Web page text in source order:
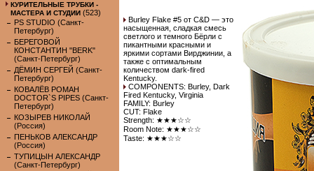
КУРИТЕЛЬНЫЕ ТРУБКИ -
МАСТЕРА И СТУДИИ (523)
PS STUDIO (Санкт-
Петербург)
БЕРЕГОВОЙ
КОНСТАНТИН "BERK"
(Санкт-Петербург)
ДЁМИН СЕРГЕЙ (Санкт-
Петербург)
КОВАЛЁВ РОМАН
DOCTOR`S PIPES (Санкт-
Петербург)
КОЗЫРЕВ НИКОЛАЙ
(Россия)
ПЕНЬКОВ АЛЕКСАНДР
(Россия)
ТУПИЦЫН АЛЕКСАНДР
(Санкт-Петербург)
Burley Flake #5 от C&D — это
насыщенная, сладкая смесь
светлого и темного Бёрли с
пикантными красными и
яркими сортами Вирджинии, а
также с оптимальным
количеством dark-fired
Kentucky.
COMPONENTS: Burley, Dark
Fired Kentucky, Virginia
FAMILY: Burley
CUT: Flake
Strength: ★★★☆☆
Room Note: ★★★☆☆
Taste: ★★★☆☆